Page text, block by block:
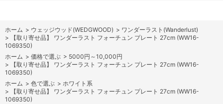
ホーム > ウェッジウッド(WEDGWOOD) > ワンダーラスト(Wanderlust)
>
【取り寄せ品】 ワンダーラスト フォーチュン プレート 27cm (WW16-
1069350)
ホーム > 価格で選ぶ > 5000円～10,000円
>
【取り寄せ品】 ワンダーラスト フォーチュン プレート 27cm (WW16-
1069350)
ホーム > 色で選ぶ > ホワイト系
>
【取り寄せ品】 ワンダーラスト フォーチュン プレート 27cm (WW16-
1069350)